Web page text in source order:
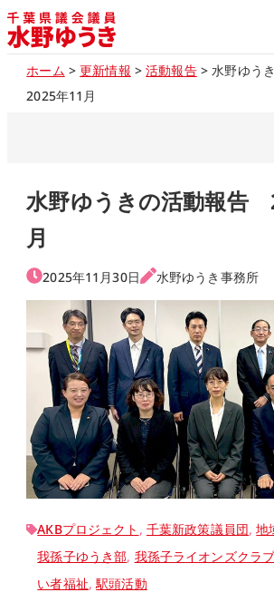
内
容
ホーム >更新情報 >活動報告>水野ゆう
2025年11月
水野ゆうきの活動報告
月
2025年11月30日 水野ゆうき事務所
AKBプロジェクト , 千葉新政策議員団, 地
我孫子ゆうき部, 我孫子ライオンズクラブ
い者福祉, 駅頭活動